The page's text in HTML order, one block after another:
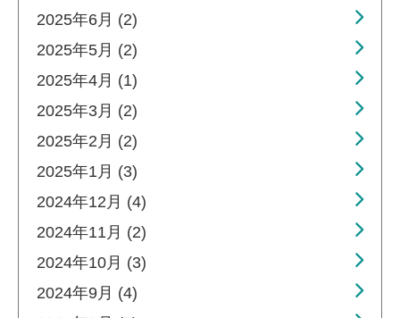
2025年6月 (2)
2025年5月 (2)
2025年4月 (1)
2025年3月 (2)
2025年2月 (2)
2025年1月 (3)
2024年12月 (4)
2024年11月 (2)
2024年10月 (3)
2024年9月 (4)